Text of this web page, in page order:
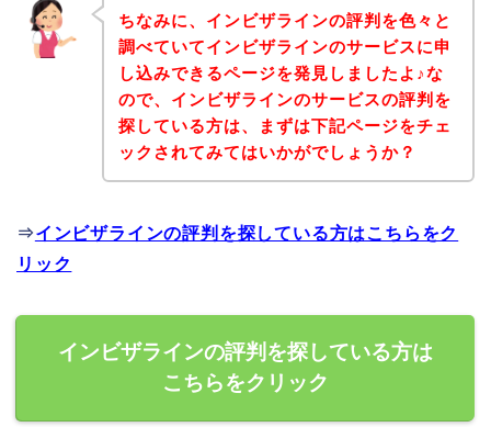
ちなみに、インビザラインの評判を色々と
調べていてインビザラインのサービスに申
し込みできるページを発見しましたよ♪な
ので、インビザラインのサービスの評判を
探している方は、まずは下記ページをチェ
ックされてみてはいかがでしょうか？
⇒インビザラインの評判を探している方はこちらをク
リック
インビザラインの評判を探している方は
こちらをクリック